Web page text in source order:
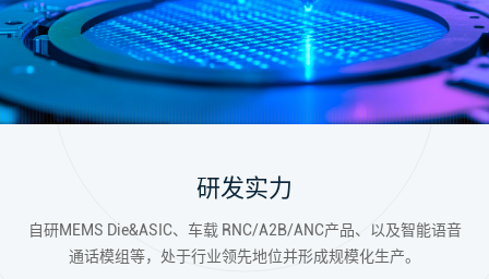
研发实力
自研MEMS Die&ASIC、车载 RNC/A2B/ANC产品、以及智能语音
通话模组等，处于行业领先地位并形成规模化生产。